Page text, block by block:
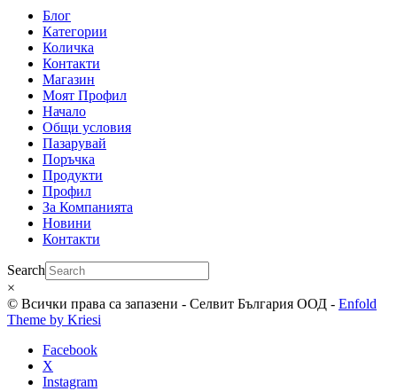
Блог
Категории
Количка
Контакти
Магазин
Моят Профил
Начало
Общи условия
Пазарувай
Поръчка
Продукти
Профил
За Компанията
Новини
Контакти
Search
×
© Всички права са запазени - Селвит България ООД - Enfold
Theme by Kriesi
Facebook
X
Instagram